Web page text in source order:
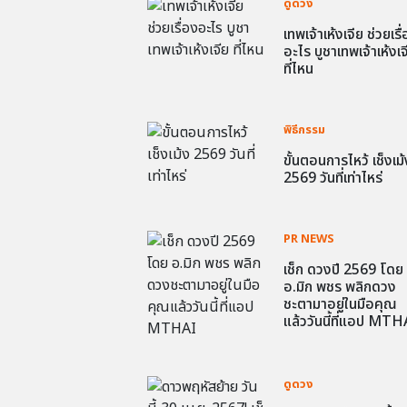
เทพเจ้าเห้งเจีย ช่วยเ
อะไร บูชาเทพเจ้าเห้งเ
ที่ไหน
พิธีกรรม
ขั้นตอนการไหว้ เช็งเ
2569 วันที่เท่าไหร่
PR NEWS
เช็ก ดวงปี 2569 โดย
อ.มิก พชร พลิกดวง
ชะตามาอยู่ในมือคุณ
แล้ววันนี้ที่แอป
ดูดวง